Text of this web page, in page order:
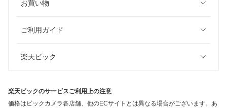
お買い物
ご利用ガイド
楽天ビック
楽天ビックのサービスご利用上の注意
価格はビックカメラ各店舗、他のECサイトとは異なる場合がございます。あ